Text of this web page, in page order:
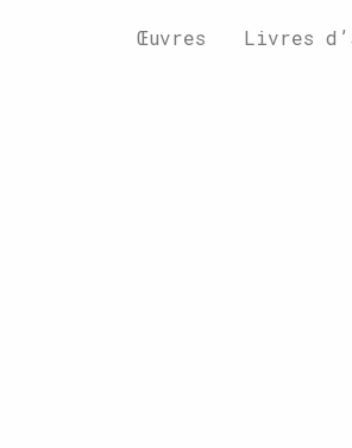
Œuvres Livres